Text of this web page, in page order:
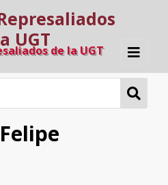
de la UGT